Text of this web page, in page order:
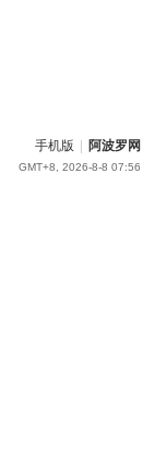
手机版 阿波罗网
GMT+8, 2026-8-8 07:56